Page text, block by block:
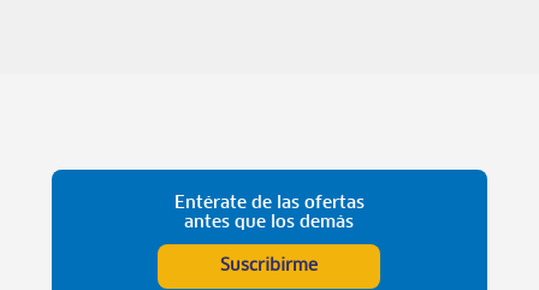
Entérate de las ofertas
antes que los demás
Suscribirme